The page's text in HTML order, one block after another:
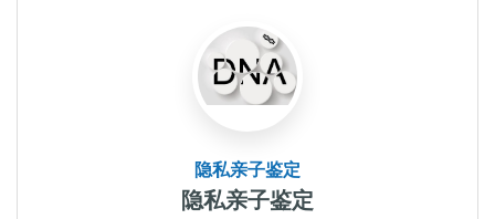
隐私亲子鉴定
隐私亲子鉴定